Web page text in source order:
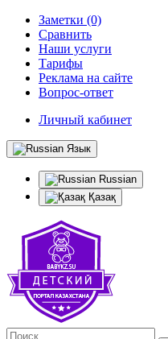
Заметки (0)
Сравнить
Наши услуги
Тарифы
Реклама на сайте
Вопрос-ответ
Личный кабинет
Язык
Russian
Қазақ